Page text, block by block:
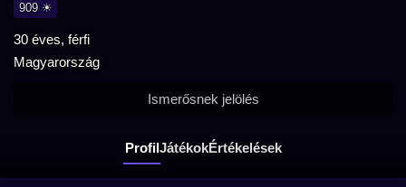
909 ☀
30 éves, férfi
Magyarország
ProfilJátékokÉrtékelések
Ismerősnek jelölés